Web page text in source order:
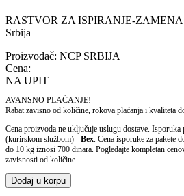
RASTVOR ZA ISPIRANJE-
Srbija
Proizvođač: NCP SRBIJA
Cena:
NA UPIT
AVANSNO PLAĆANJE!
Rabat zavisno od količine, rokova plaćanja i kvaliteta
Cena proizvoda ne uključuje uslugu dostave.
(kurirskom službom) - Bex. Cena isporuke za pakete
do 10 kg iznosi 700 dinara. Pogledajte kompletan
zavisnosti od količine.
Dodaj u korpu